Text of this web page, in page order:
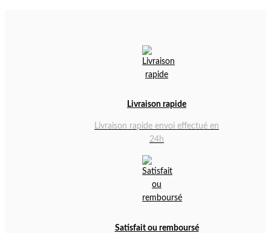
Livraison rapide
Livraison rapide envoi effectué en
24h
Satisfait ou remboursé